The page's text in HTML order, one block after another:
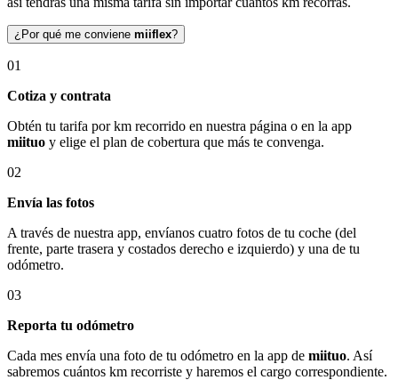
¿Por qué me conviene miiflex?
01
Cotiza y contrata
Obtén tu tarifa por km recorrido en nuestra página o en la app
miituo y elige el plan de cobertura que más te convenga.
02
Envía las fotos
A través de nuestra app, envíanos cuatro fotos de tu coche (del
frente, parte trasera y costados derecho e izquierdo) y una de tu
odómetro.
03
Reporta tu odómetro
Cada mes envía una foto de tu odómetro en la app de miituo. Así
sabremos cuántos km recorriste y haremos el cargo correspondiente.